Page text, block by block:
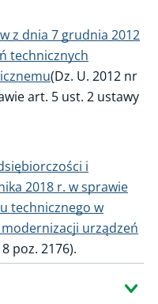
(WUDT)
z dnia 7 grudnia 2012
technicznych
(Dz. U. 2012 nr
art. 5 ust. 2 ustawy
i
2018 r. w sprawie
technicznego w
urządzeń
poz. 2176).